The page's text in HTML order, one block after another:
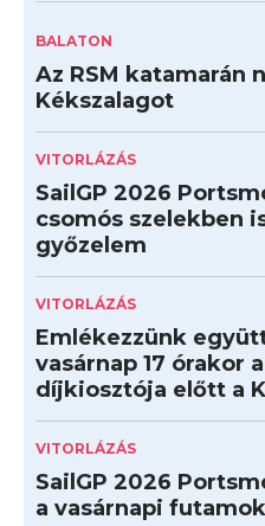
BALATON
Az RSM katamarán
Kékszalagot
VITORLÁZÁS
SailGP 2026
csomós szelekben
győzelem
VITORLÁZÁS
Emlékezzünk
vasárnap 17 órakor
díjkiosztója előtt a
VITORLÁZÁS
SailGP 2026
a vasárnapi